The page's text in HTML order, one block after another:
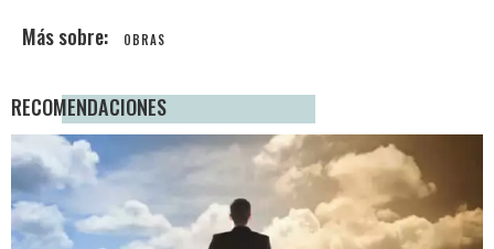
OBRAS
RECOMENDACIONES